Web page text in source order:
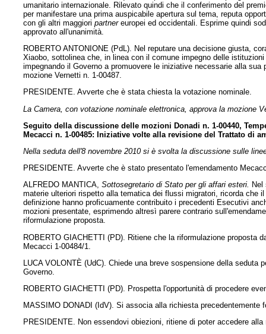
umanitario internazionale. Rilevato quindi che il conferimento del
per manifestare una prima auspicabile apertura sul tema, reputa
con gli altri maggioripartnereuropei ed occidentali. Esprime quindi
approvato all'unanimità.
ROBERTO ANTONIONE (PdL). Nel reputare una decisione giusta,
Xiaobo, sottolinea che, in linea con il comune impegno delle
impegnando il Governo a promuovere le iniziative necessarie alla
mozione Vernetti n. 1-00487.
PRESIDENTE. Avverte che è stata chiesta la votazione nominale.
La Camera, con votazione nominale elettronica, approva la mozione
Seguito della discussione delle mozioni Donadi n. 1-00440,
Mecacci n. 1-00485: Iniziative volte alla revisione del Trattato di
Nella seduta dell'8 novembre 2010 si è svolta la discussione sulle
PRESIDENTE. Avverte che è stato presentato l'emendamento
ALFREDO MANTICA,Sottosegretario di Stato per gli affari esteri. Nel
materie ulteriori rispetto alla tematica dei flussi migratori, ricorda che
definizione hanno proficuamente contribuito i precedenti Esecutivi
mozioni presentate, esprimendo altresì parere contrario
riformulazione proposta.
ROBERTO GIACHETTI (PD). Ritiene che la riformulazione proposta
Mecacci 1-00484/1.
LUCA VOLONTÈ (UdC). Chiede una breve sospensione della
Governo.
ROBERTO GIACHETTI (PD). Prospetta l'opportunità di procedere
MASSIMO DONADI (IdV). Si associa alla richiesta precedentemente
PRESIDENTE. Non essendovi obiezioni, ritiene di poter accedere